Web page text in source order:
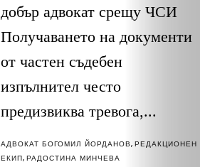
добър адвокат срещу ЧСИ
Получаването на документи
от частен съдебен
изпълнител често
предизвиква тревога,...
АДВОКАТ БОГОМИЛ ЙОРДАНОВ, РЕДАКЦИОНЕН
ЕКИП, РАДОСТИНА МИНЧЕВА